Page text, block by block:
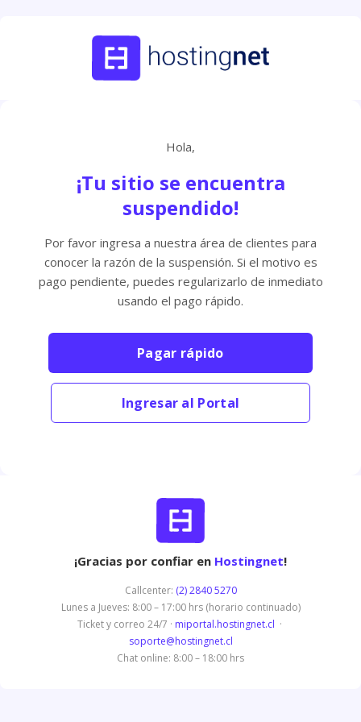
Hola,
¡Tu sitio se encuentra
suspendido!
Por favor ingresa a nuestra área de clientes para
conocer la razón de la suspensión. Si el motivo es
pago pendiente, puedes regularizarlo de inmediato
usando el pago rápido.
Pagar rápido
Ingresar al Portal
¡Gracias por confiar en Hostingnet!
Callcenter: (2) 2840 5270
Lunes a Jueves: 8:00 – 17:00 hrs (horario continuado)
Ticket y correo 24/7 · miportal.hostingnet.cl ·
soporte@hostingnet.cl
Chat online: 8:00 – 18:00 hrs